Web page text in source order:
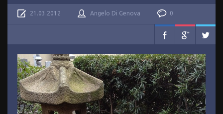
21.03.2012 Angelo Di Genova 0